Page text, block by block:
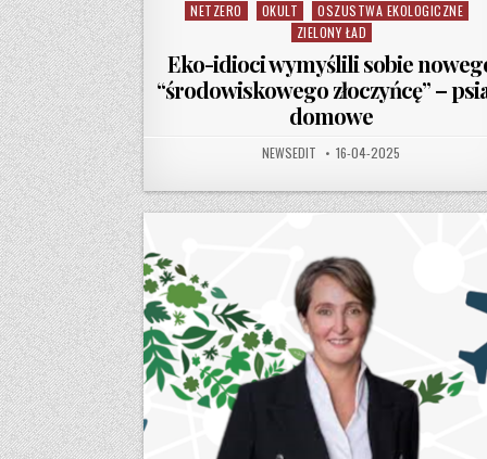
NETZERO
OKULT
OSZUSTWA EKOLOGICZNE
ZIELONY ŁAD
Eko-idioci wymyślili sobie
“środowiskowego złoczyńcę” –
domowe
AUTHOR:
NEWSEDIT PUBLISHED DATE:
16-04-2025